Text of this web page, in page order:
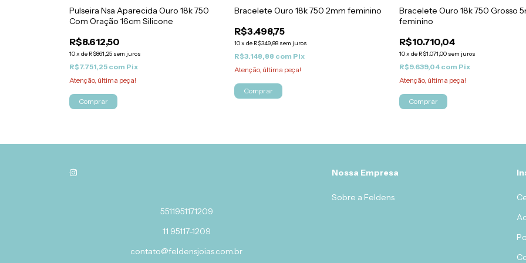
Pulseira Nsa Aparecida Ouro 18k 750
Com Oração 16cm Silicone
R$8.612,50
10x de R$861,25 sem juros
R$7.751,25 com Pix
Atenção, última peça!
Comprar
Bracelete Ouro 18k 750 2mm feminino
R$3.498,75
10x de R$349,88 sem juros
R$3.148,88 com Pix
Atenção, última peça!
Comprar
Bracelete Ouro 18k 750 Grosso
feminino
R$10.710,04
10x de R$1.071,00 sem juros
R$9.639,04 com Pix
Atenção, última peça!
Comprar
5511951171209
11 95117-1209
contato@feldensjoias.com.br
Nossa Empresa
Sobre a Feldens